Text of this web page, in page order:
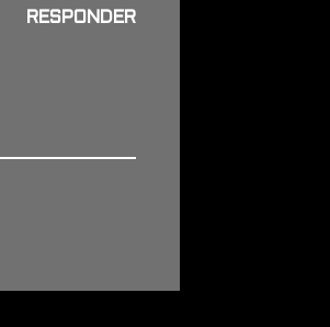
RESPONDER